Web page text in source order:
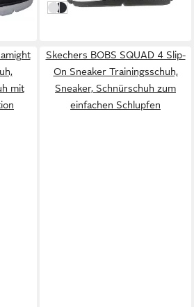
weißschwarz
mit
Skechers BOBS SQUAD 4 Slip-
On Sneaker Trainingsschuh,
Sneaker, Schnürschuh zum
einfachen Schlupfen